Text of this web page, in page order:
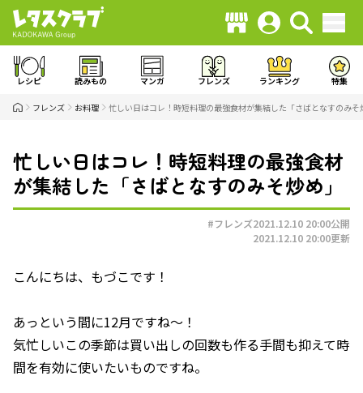
レシピ 読みもの マンガ フレンズ ランキング 特集
フレンズ お料理 忙しい日はコレ！時短料理の最強食材が集結した「さばとなすのみそ
忙しい日はコレ！時短料理の最強食材
が集結した「さばとなすのみそ炒め」
#フレンズ2021.12.10 20:00公開
2021.12.10 20:00更新
こんにちは、もづこです！
あっという間に12月ですね～！
気忙しいこの季節は買い出しの回数も作る手間も抑えて時
間を有効に使いたいものですね。